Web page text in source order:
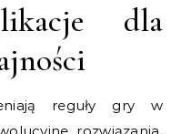
dla
reguły gry w